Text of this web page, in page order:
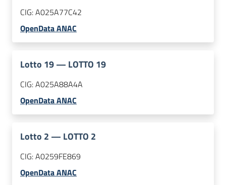
CIG:A025A77C42
OpenData ANAC
Lotto 19— LOTTO 19
CIG:A025A88A4A
OpenData ANAC
Lotto 2 — LOTTO 2
CIG:A0259FE869
OpenData ANAC